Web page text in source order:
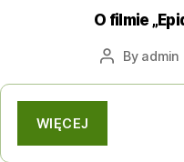
O filmie
Post
By admin
WIĘCEJ